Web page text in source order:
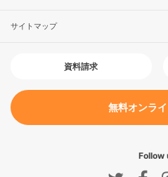
サイトマップ
資料請求
無料オンラ
Follow